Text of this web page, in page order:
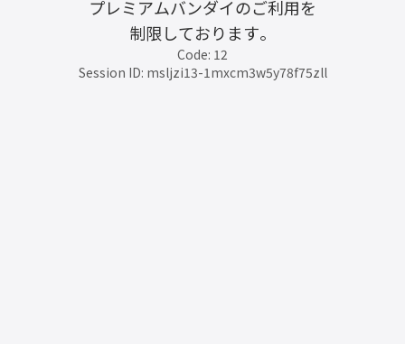
プレミアムバンダイのご利用を
制限しております。
Code: 12
Session ID: msljzi13-1mxcm3w5y78f75zll